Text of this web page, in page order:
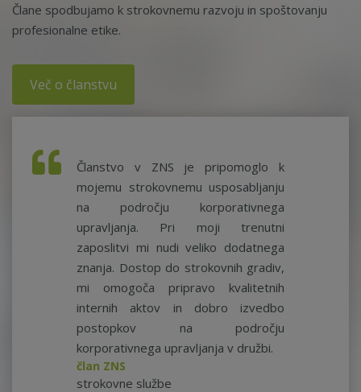
Člane spodbujamo k strokovnemu razvoju in spoštovanju
profesionalne etike.
Več o članstvu
Članstvo v ZNS je pripomoglo k
mojemu strokovnemu usposabljanju
na področju korporativnega
upravljanja. Pri moji trenutni
zaposlitvi mi nudi veliko dodatnega
znanja. Dostop do strokovnih gradiv,
mi omogoča pripravo kvalitetnih
internih aktov in dobro izvedbo
postopkov na področju
korporativnega upravljanja v družbi.
član ZNS
strokovne službe